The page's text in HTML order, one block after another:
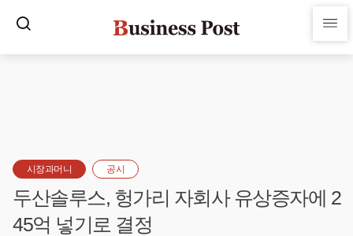
시장과머니 공시
두산솔루스, 헝가리 자회사 유상증자에 2
45억 넣기로 결정